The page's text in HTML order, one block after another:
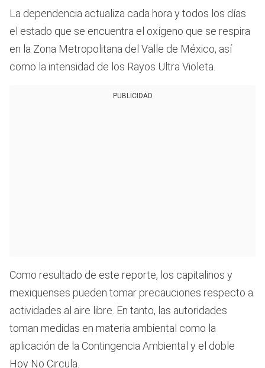
La dependencia actualiza cada hora y todos los días
el estado que se encuentra el oxígeno que se respira
en la Zona Metropolitana del Valle de México, así
como la intensidad de los Rayos Ultra Violeta.
PUBLICIDAD
Como resultado de este reporte, los capitalinos y
mexiquenses pueden tomar precauciones respecto a
actividades al aire libre. En tanto, las autoridades
toman medidas en materia ambiental como la
aplicación de la Contingencia Ambiental y el doble
Hoy No Circula.